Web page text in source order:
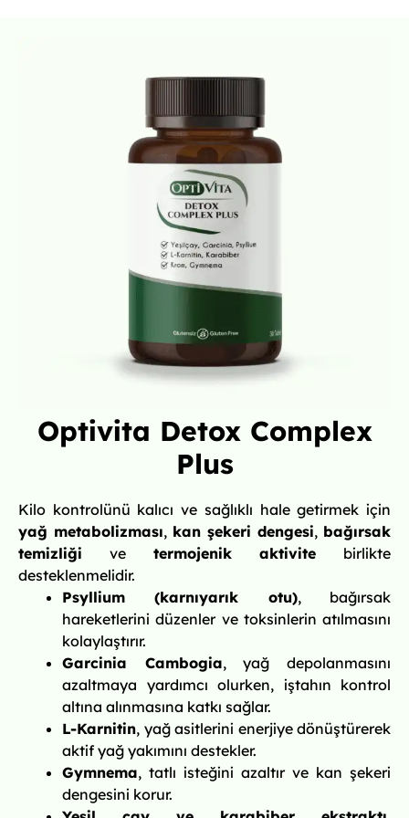
Optivita Detox Complex
Plus
Kilo kontrolünü kalıcı ve sağlıklı hale getirmek için
yağ metabolizması, kan şekeri dengesi, bağırsak
temizliği ve termojenik aktivite birlikte
desteklenmelidir.
Psyllium (karnıyarık otu), bağırsak
hareketlerini düzenler ve toksinlerin atılmasını
kolaylaştırır.
Garcinia Cambogia, yağ depolanmasını
azaltmaya yardımcı olurken, iştahın kontrol
altına alınmasına katkı sağlar.
L-Karnitin, yağ asitlerini enerjiye dönüştürerek
aktif yağ yakımını destekler.
Gymnema, tatlı isteğini azaltır ve kan şekeri
dengesini korur.